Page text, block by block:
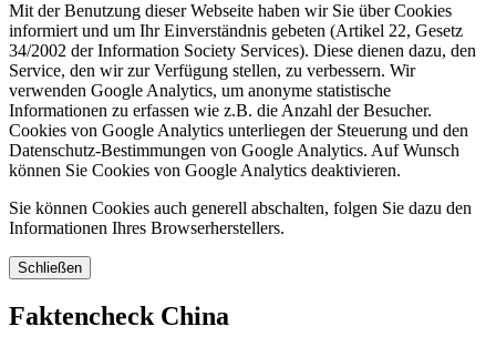
Mit der Benutzung dieser Webseite haben wir Sie über Cookies
informiert und um Ihr Einverständnis gebeten (Artikel 22, Gesetz
34/2002 der Information Society Services). Diese dienen dazu, den
Service, den wir zur Verfügung stellen, zu verbessern. Wir
verwenden Google Analytics, um anonyme statistische
Informationen zu erfassen wie z.B. die Anzahl der Besucher.
Cookies von Google Analytics unterliegen der Steuerung und den
Datenschutz-Bestimmungen von Google Analytics. Auf Wunsch
können Sie Cookies von Google Analytics deaktivieren.
Sie können Cookies auch generell abschalten, folgen Sie dazu den
Informationen Ihres Browserherstellers.
Schließen
Faktencheck China